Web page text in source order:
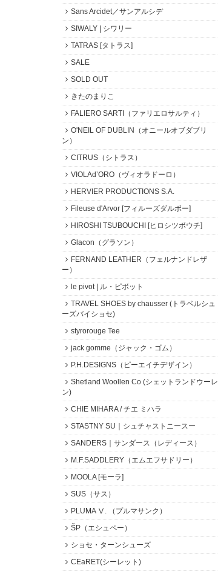
Sans Arcidet／サンアルシデ
SIWALY | シワリー
TATRAS [タトラス]
SALE
SOLD OUT
きたのまりこ
FALIERO SARTI（ファリエロサルティ）
O'NEIL OF DUBLIN（オニールオブダブリ
ン）
CITRUS（シトラス）
VIOLAd’ORO（ヴィオラドーロ）
HERVIER PRODUCTIONS S.A.
Fileuse d'Arvor [フィルーズダルボー]
HIROSHI TSUBOUCHI [ヒロシツボウチ]
Glacon（グラソン）
FERNAND LEATHER（フェルナンドレザ
ー）
le pivot | ル・ピボット
TRAVEL SHOES by chausser (トラベルシュ
ーズバイショセ)
styrorouge Tee
jack gomme（ジャック・ゴム）
P.H.DESIGNS（ピーエイチデザイン）
Shetland Woollen Co (シェットランドウーレ
ン)
CHIE MIHARA / チエ ミハラ
STASTNY SU｜シュチャストニースー
SANDERS｜サンダース（レディース）
M.F.SADDLERY（エムエフサドリー）
MOOLA [モーラ]
SUS（サス）
PLUMA Ⅴ. （プルマサンク）
ŠP（エシュペー）
ショセ・ターンシューズ
CEaRET(シーレット)